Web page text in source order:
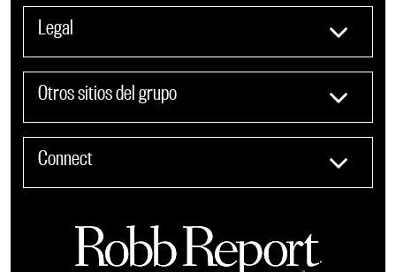
Legal
Otros sitios del grupo
Connect